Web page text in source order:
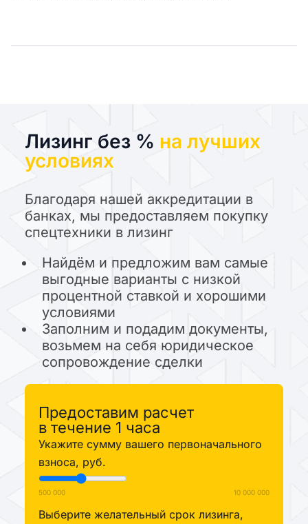
Лизинг без % на лучших
условиях
Благодаря нашей аккредитации в
банках, мы предоставляем покупку
спецтехники в лизинг
Найдём и предложим вам самые
выгодные варианты с низкой
процентной ставкой и хорошими
условиями
Заполним и подадим документы,
возьмем на себя юридическое
сопровождение сделки
Предоставим расчет
в течение 1 часа
Укажите сумму вашего первоначального
взноса, руб.
500 000 10 000 000
Выберите желательный срок лизинга,